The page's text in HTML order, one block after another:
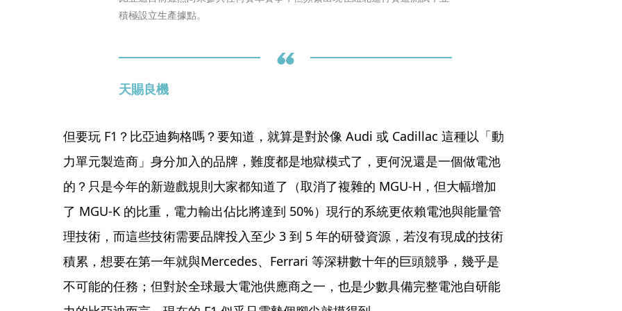
積極設立生產據點。
天賜良機
但要玩 F1？比亞迪夠格嗎？要知道，就算是對於像 Audi 或 Cadillac 這種以「動
力單元製造商」身分加入的品牌，難度都是地獄模式了，更何況還是一個做電池
的？只是今年的新遊戲規則大家都知道了（取消了複雜的 MGU-H，但大幅增加
了 MGU-K 的比重，電力輸出佔比將達到 50%）現行的系統更依賴電池與能量管
理技術，而這些技術需要品牌投入至少 3 到 5 年的研發資源，若沒有現成的技術
積累，想要在第一年就與Mercedes、Ferrari 等深耕數十年的巨頭競爭，幾乎是
不可能的任務；但對於全球最大電池供應商之一，也是少數具備完整電池自研能